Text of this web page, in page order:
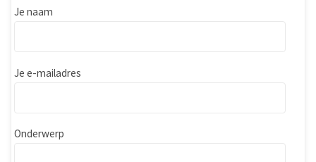
Je naam
Je e-mailadres
Onderwerp